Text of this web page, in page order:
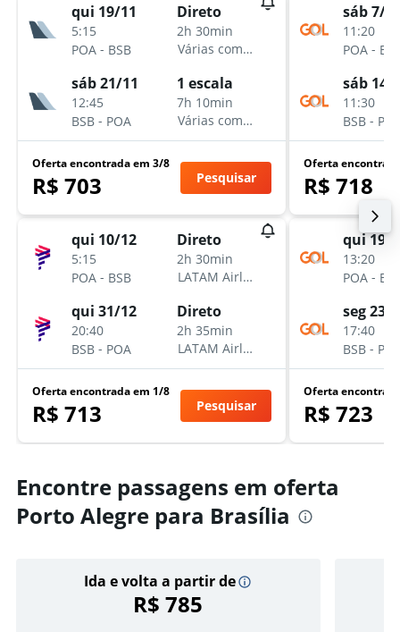
qui 19/11
5:15
POA - BSB
Direto
2h 30min
Várias companhias aéreas
sáb 21/11
12:45
BSB - POA
1 escala
7h 10min
Várias companhias aéreas
Oferta encontrada em 3/8
R$ 703 Pesquisar
qui 10/12
5:15
POA - BSB
Direto
2h 30min
LATAM Airlines
qui 31/12
20:40
BSB - POA
Direto
2h 35min
LATAM Airlines
Oferta encontrada em 1/8
R$ 713 Pesquisar
sáb 7/
11:20
POA -
sáb 14/
11:30
BSB -
Oferta
R$ 718
qui 19/
13:20
POA -
seg 23/
17:40
BSB -
Oferta
R$ 723
Encontre passagens em oferta
Porto Alegre para Brasília
Ida e volta a partir de
R$ 785